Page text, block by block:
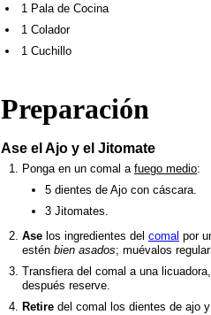
1 Pala de Cocina
1 Colador
1 Cuchillo
Preparación
Ase el Ajo y el Jitomate
Ponga en un comal a fuego medio:
5 dientes de Ajo con cáscara.
3 Jitomates.
Ase los ingredientes del comal por
estén bien asados; muévalos
Transfiera del comal a una
después reserve.
Retire del comal los dientes de ajo